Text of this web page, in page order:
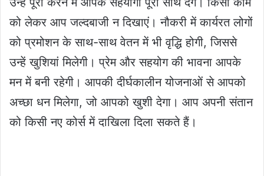
को लेकर आप जल्दबाजी न दिखाएं। नौकरी में कार्यरत लोगों
को प्रमोशन के साथ-साथ वेतन में भी वृद्धि होगी, जिससे
उन्हें खुशियां मिलेगी। प्रेम और सहयोग की भावना आपके
मन में बनी रहेगी। आपकी दीर्घकालीन योजनाओं से आपको
अच्छा धन मिलेगा, जो आपको खुशी देगा। आप अपनी संतान
को किसी नए कोर्स में दाखिला दिला सकते हैं।